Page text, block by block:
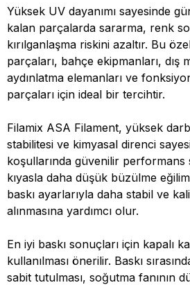
Yüksek UV dayanımı sayesinde
kalan parçalarda sararma, renk
kırılganlaşma riskini azaltır. Bu
parçaları, bahçe ekipmanları, dış
aydınlatma elemanları ve
parçaları için ideal bir tercihtir.
Filamix ASA Filament, yüksek
stabilitesi ve kimyasal direnci
koşullarında güvenilir performans
kıyasla daha düşük büzülme
baskı ayarlarıyla daha stabil ve
alınmasına yardımcı olur.
En iyi baskı sonuçları için kapalı
kullanılması önerilir. Baskı
sabit tutulması, soğutma fanının